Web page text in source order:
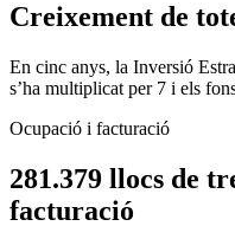
Creixement de
En cinc anys, la Inversió
s’ha multiplicat per 7 i els
Ocupació i facturació
281.379 llocs de
facturació